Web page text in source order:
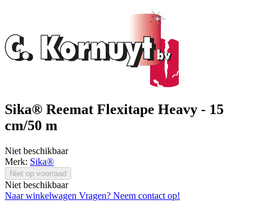
Sika® Reemat Flexitape Heavy - 15
cm/50 m
Niet beschikbaar
Merk: Sika®
Niet op voorraad
Niet beschikbaar
Naar winkelwagen Vragen? Neem contact op!